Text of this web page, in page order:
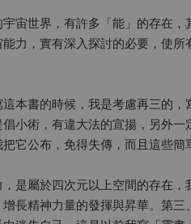
宙世界，有許多「能」的存在
力，實有深入探討的必要，使所
本書的時候，我是考慮再三的
小術，有違大法的宣揚，另外
它公布，免得失傳，而且這些簡
，是屬於四次元以上空間的存在
增長精神力量的發揮與昇華。第